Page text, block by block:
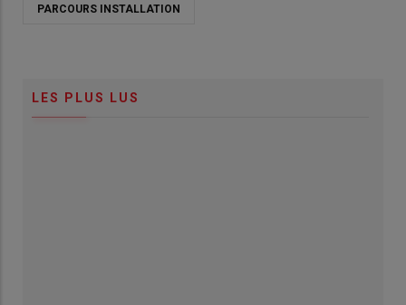
PARCOURS INSTALLATION
LES PLUS LUS